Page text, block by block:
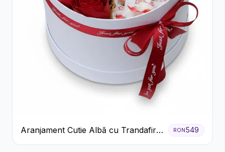
Aranjament Cutie Albă cu Trandafiri
Roșii și Raffaello
RON549